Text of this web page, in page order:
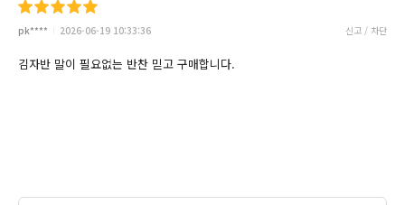
pk**** 2026-06-19 10:33:36 신고 / 차단
김자반 말이 필요없는 반찬 믿고 구매합니다.